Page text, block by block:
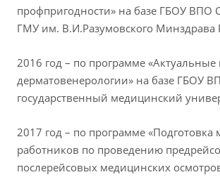
профпригодности» на базе ГБОУ ВПО
ГМУ им. В.И.Разумовского Минздрава
2016 год – по программе
дерматовенерологии» на базе ГБОУ
государственный медицинский
2017 год – по программе «Подготовка
работников по проведению
послерейсовых медицинских